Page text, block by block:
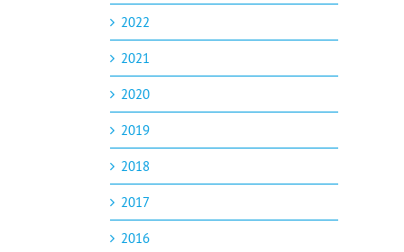
2022
2021
2020
2019
2018
2017
2016